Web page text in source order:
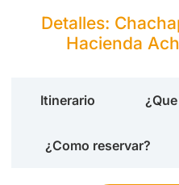
Detalles:
Hacienda
Itinerario
¿Como reservar?